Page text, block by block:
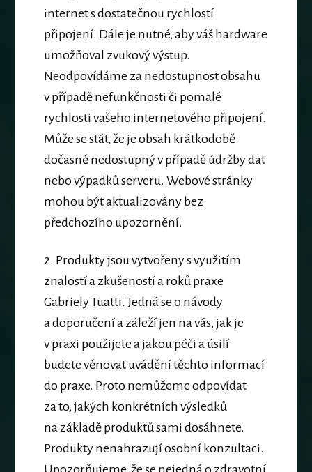
internet s dostatečnou rychlostí
připojení. Dále je nutné, aby váš hardware
umožňoval zvukový výstup.
Neodpovídáme za nedostupnost obsahu
v případě nefunkčnosti či pomalé
rychlosti vašeho internetového připojení.
Může se stát, že je obsah krátkodobě
dočasně nedostupný v případě údržby dat
nebo výpadků serveru. Webové stránky
mohou být aktualizovány bez
předchozího upozornění.
2. Produkty jsou vytvořeny s využitím
znalostí a zkušeností a roků praxe
Gabriely Tuatti. Jedná se o návody
a doporučení a záleží jen na vás, jak je
v praxi použijete a jakou péči a úsilí
budete věnovat uvádění těchto informací
do praxe. Proto nemůžeme odpovídat
za to, jakých konkrétních výsledků
na základě produktů sami dosáhnete.
Produkty nenahrazují osobní konzultaci.
Upozorňujeme, že se nejedná o zdravotní